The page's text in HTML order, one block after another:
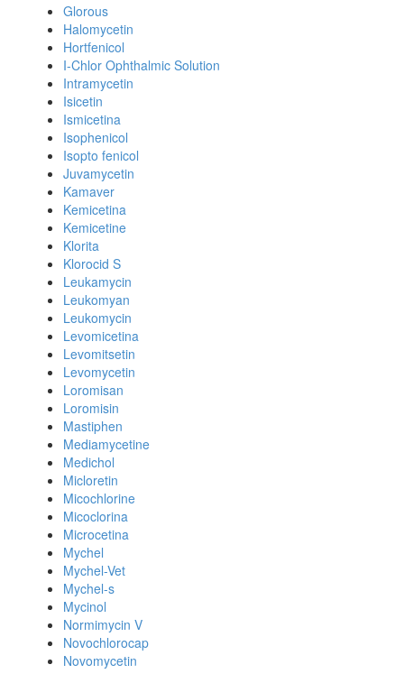
Glorous
Halomycetin
Hortfenicol
I-Chlor Ophthalmic Solution
Intramycetin
Isicetin
Ismicetina
Isophenicol
Isopto fenicol
Juvamycetin
Kamaver
Kemicetina
Kemicetine
Klorita
Klorocid S
Leukamycin
Leukomyan
Leukomycin
Levomicetina
Levomitsetin
Levomycetin
Loromisan
Loromisin
Mastiphen
Mediamycetine
Medichol
Micloretin
Micochlorine
Micoclorina
Microcetina
Mychel
Mychel-Vet
Mychel-s
Mycinol
Normimycin V
Novochlorocap
Novomycetin